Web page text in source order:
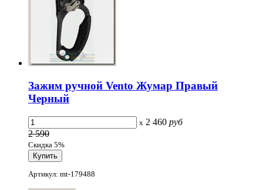
Зажим ручной Vento Жумар Правый
Черный
x 2 460 руб
2 590
Скидка 5%
Артикул: mt-179488